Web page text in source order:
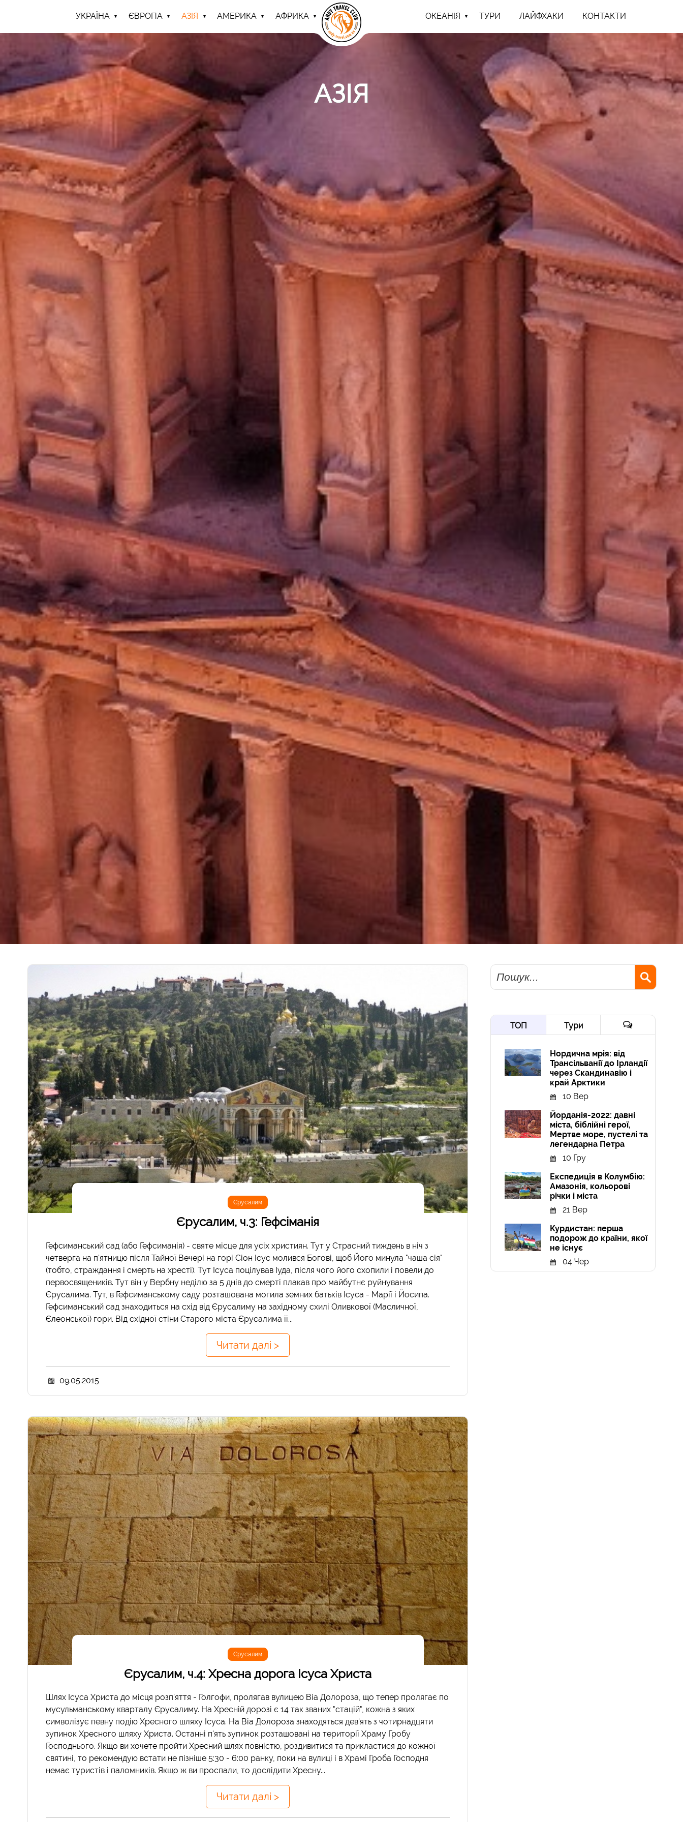
УКРАЇНА ЄВРОПА АЗІЯ АМЕРИКА АФРИКА ОКЕАНІЯ ТУРИ ЛАЙФХАКИ КОНТАКТИ
АЗІЯ
Єрусалим
Єрусалим, ч.3: Гефсіманія
Гефсиманський сад (або Гефсиманія) - святе місце для усіх християн. Тут у Страсний тиждень в ніч з
четверга на п'ятницю після Тайної Вечері на горі Сіон Ісус молився Богові, щоб Його минула "чаша сія"
(тобто, страждання і смерть на хресті). Тут Ісуса поцілував Іуда, після чого його схопили і повели до
первосвящеників. Тут він у Вербну неділю за 5 днів до смерті плакав про майбутнє руйнування
Єрусалима. Тут, в Гефсиманському саду розташована могила земних батьків Ісуса - Марії і Йосипа.
Гефсиманський сад знаходиться на схід від Єрусалиму на західному схилі Оливкової (Масличної,
Єлеонської) гори. Від східної стіни Старого міста Єрусалима її...
Читати далі >
09.05.2015
Єрусалим
Єрусалим, ч.4: Хресна дорога Ісуса Христа
Шлях Ісуса Христа до місця розп'яття - Голгофи, пролягав вулицею Віа Долороза, що тепер пролягає по
мусульманському кварталу Єрусалиму. На Хресній дорозі є 14 так званих "стацій", кожна з яких
символізує певну подію Хресного шляху Ісуса. На Віа Долороза знаходяться дев'ять з чотирнадцяти
зупинок Хресного шляху Христа. Останні п'ять зупинок розташовані на території Храму Гробу
Господнього. Якщо ви хочете пройти Хресний шлях повністю, роздивитися та прикластися до кожної
святині, то рекомендую встати не пізніше 5:30 - 6:00 ранку, поки на вулиці і в Храмі Гроба Господня
немає туристів і паломників. Якщо ж ви проспали, то дослідити Хресну...
Читати далі >
Пошук
ТОП Тури
Нордична мрія: від
Трансільванії до Ірландії
через Скандинавію і
край Арктики
10 Вер
Йорданія-2022: давні
міста, біблійні герої,
Мертве море, пустелі та
легендарна Петра
10 Гру
Експедиція в Колумбію:
Амазонія, кольорові
річки і міста
21 Вер
Курдистан: перша
подорож до країни, якої
не існує
04 Чер